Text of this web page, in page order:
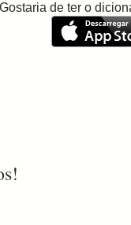
Gostaria de ter o